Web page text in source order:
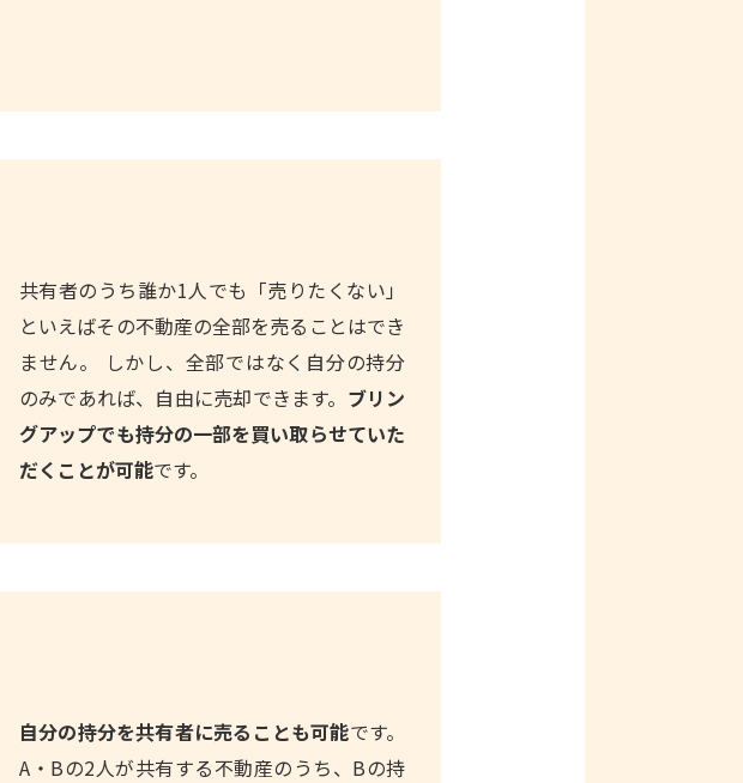
共有者のうち誰か1人でも「売りたくない」
といえばその不動産の全部を売ることはでき
ません。 しかし、全部ではなく自分の持分
のみであれば、自由に売却できます。 ブリン
グアップでも持分の一部を買い取らせていた
だくことが可能です。
自分の持分を共有者に売ることも可能です。
A・Bの2人が共有する不動産のうち、Bの持